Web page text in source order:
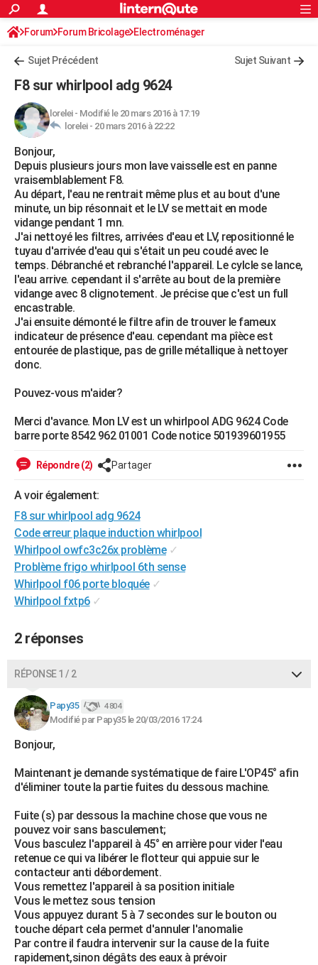
ACTUALITÉS
Politique
Société
Faits Divers
Education
Monde
Villes
+
FINANCE
Retraite
Impôts
Epargne
Immobilier
Risques naturels par ville
Banque
Assurance
Crédit
AUTO
Essais
Réserver un essai
Citadines
Berlines
SUV
Forum auto
+HIGH-TECH
Mobiles
Meilleur smartphone
Internet
Ordinateurs
Jeux vidéo
Guide high-tech
+BRICOLAGE
Forum
Aménagement intérieur
Extérieur
Cuisine
Salle de bains
Jardinage
Rangement
WEEK-END
Guides de France
Escapades
Patrimoine
Expositions
Musées
Week-end nature
+LIFESTYLE
Art de vivre
Bien-être
Loisirs
ModeModes de vie
SANTE
Alimentation
Guide de la santé
Maladies
Médicaments
Sommeil
VOYAGE
Destinations
City break
Voyage nature
Voyage de noces
Forum
Climat
+PHOTO
GUIDES D'ACHAT
BONS PLANS
CARTE DE VOEUX
S'inscrire
Se connecter
Lycées
Collèges
Primaires
Universités
Entreprises
Service militaire
Avis de recherche
AVIS DE DÉCÈS
FORUM
Bricolage
Lifestyle
Culture
Sport
Auto
Television
Voyage
Cinema
S'inscrire
Connexion
Forum Forum Bricolage Electroménager
Sujet Précédent Sujet Suivant
F8 sur whirlpool adg 9624
lorelei- Modifié le 20 mars 2016 à 17:19
lorelei - 20 mars 2016 à 22:22
Bonjour,
Depuis plusieurs jours mon lave vaisselle est en panne
vraisemblablement F8.
Au départ, l'eau ne rentrait même plus et au bout d'une
minute, un bip résonnait et le LV se mettait en mode
vidange pendant 1 mn.
J'ai nettoyé les filtres, arrivées d'eau et LV, repositionné le
tuyau d'arrivée d'eau qui s'était un peu coudé avec le
temps. Débranché et rebranché l'appareil. Le cylcle se lance,
l'eau arrive. cependant il s'arrête au bout de la première
vidange avec 8 clignotement. Je précise que c'est un full
encastrable.
J'ai ensuite démonté le filtre afin de trouver le fameux
indicateur de présence d'eau. cependant ma pîèce est
entourée de plastique, pas de grille métallique à nettoyer
donc.
Pouvez-vous m'aider?
Merci d'avance. Mon LV est un whirlpool ADG 9624 Code
barre porte 8542 962 01001 Code notice 501939601955
Répondre (2) Partager
A voir également:
F8 sur whirlpool adg 9624
Code erreur plaque induction whirlpool
Whirlpool owfc3c26x problème ✓
Problème frigo whirlpool 6th sense
Whirlpool f06 porte bloquée ✓
Whirlpool fxtp6 ✓
2 réponses
RÉPONSE 1 / 2
Papy35 4 804
Modifié par Papy35 le 20/03/2016 17:24
Bonjour,
Maintenant je demande systématique de faire L'OP45° afin
d'éliminer toute la partie fuites du dessous machine.
Fuite (s) par dessous la machine chose que vous ne
pouvez voir sans basculement;
Vous basculez l'appareil à 45° en arrière pour vider l'eau
retenue ce qui va libérer le flotteur qui appuie sur le
contacteur anti débordement.
Vous remettez l'appareil à sa position initiale
Vous le mettez sous tension
Vous appuyez durant 5 à 7 secondes sur le bouton ou
touche départ cela permet d'annuler l'anomalie
Par contre il faudra intervenir sur la cause de la fuite
rapidement,sinon dégâts des eaux à prévoir